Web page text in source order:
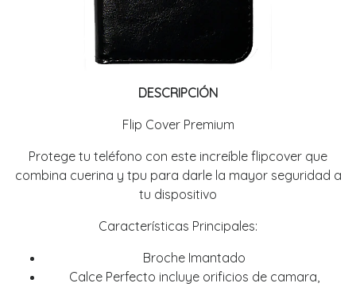
DESCRIPCIÓN
Flip Cover Premium
Protege tu teléfono con este increíble flipcover que
combina cuerina y tpu para darle la mayor seguridad a
tu dispositivo
Características Principales:
Broche Imantado
Calce Perfecto incluye orificios de camara,